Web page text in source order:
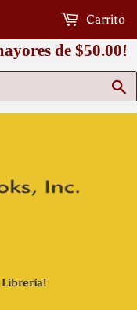
de $50.00!
Librería!
Carrito